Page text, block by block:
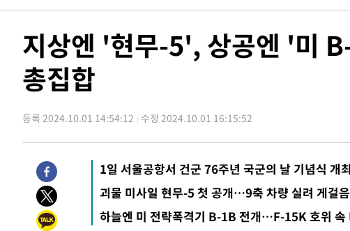
2시간 전 >외국인 심판 성 접대 7경기 들여다보니…한국 축구 '5승 2무'
2시간 전 >[속보]코스피, 6200선 약보합…0.60% 내린 6258.77에 마쳐
2시간 전 >[속보]원·달러 환율, 7.7원 내린 1416.1원 마감
2시간 전 > [속보] 노원서 40.1도 관측…서울, 2018년 이후 첫 40도
4시간 전 >외신들도 주목한 韓축구 파문…"국민적 공분에 수사 재개"
4시간 전 >11시간 압수수색에 성접대 파문까지…'쑥대밭' 된 축구협회
4시간 전 >
[속보]규제합리화위원회 부위원장에 김태유 서울대 공대 교수…이병태
후임
-14479초 전 >
이강인, 폭염 속 AT마드리드 첫 훈련…80명 식사 대접까지(종합)
-11618초 전 >
하향수정 (2보)
-11066초 전 >
[속보] 미 사업체, 일자리 7월에 2.3만 개 줄어…실업률은 4.1%로
지상엔 '현무-5', 상공엔 '미
총집합
등록 2024.10.01 14:54:12 수정 2024.10.01 16:15:52
1일 서울공항서 건군 76주년 국군의 날 기념식 개최
괴물 미사일 현무-5 첫 공개…9축 차량 실려 게걸
하늘엔 미 전략폭격기 B-1B 전개…F-15K 호위 속